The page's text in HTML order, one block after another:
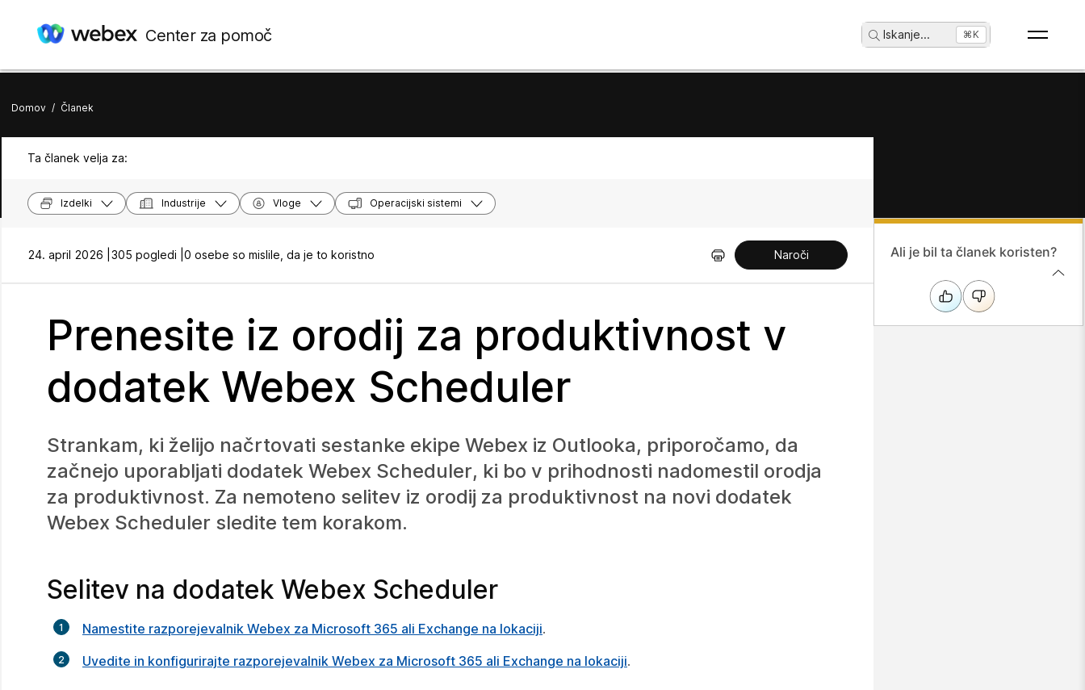
Center za pomoč Iskanje... ⌘K
Domov / Članek
Ta članek velja za:
Izdelki Industrije Vloge Operacijski sistemi
24. april 2026 | 305 pogledi | 0 osebe so mislile, da je to koristno Naroči
Prenesite iz orodij za produktivnost v
dodatek Webex Scheduler
Strankam, ki želijo načrtovati sestanke ekipe Webex iz Outlooka, priporočamo, da
začnejo uporabljati dodatek Webex Scheduler, ki bo v prihodnosti nadomestil orodja
za produktivnost. Za nemoteno selitev iz orodij za produktivnost na novi dodatek
Webex Scheduler sledite tem korakom.
Selitev na dodatek Webex Scheduler
Namestite razporejevalnik Webex za Microsoft 365 ali Exchange na lokaciji.
Uvedite in konfigurirajte razporejevalnik Webex za Microsoft 365 ali Exchange na lokaciji.
Ali je bil ta članek koristen?